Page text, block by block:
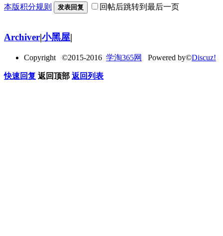
本版积分规则 发表回复 回帖后跳转到最后一页
Archiver|小黑屋|
Copyright ©2015-2016 学淘365网 Powered by©Discuz!
快速回复 返回顶部 返回列表